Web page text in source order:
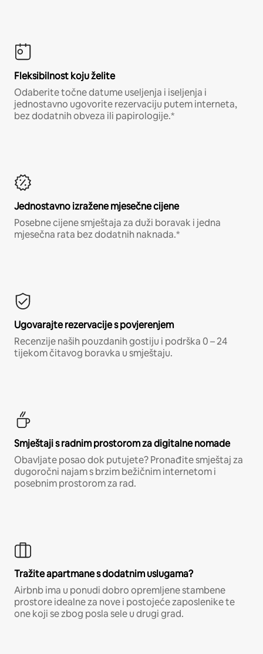
Fleksibilnost koju želite
Odaberite točne datume useljenja i iseljenja i
jednostavno ugovorite rezervaciju putem interneta,
bez dodatnih obveza ili papirologije.*
Jednostavno izražene mjesečne cijene
Posebne cijene smještaja za duži boravak i jedna
mjesečna rata bez dodatnih naknada.*
Ugovarajte rezervacije s povjerenjem
Recenzije naših pouzdanih gostiju i podrška 0 – 24
tijekom čitavog boravka u smještaju.
Smještaji s radnim prostorom za digitalne nomade
Obavljate posao dok putujete? Pronađite smještaj za
dugoročni najam s brzim bežičnim internetom i
posebnim prostorom za rad.
Tražite apartmane s dodatnim uslugama?
Airbnb ima u ponudi dobro opremljene stambene
prostore idealne za nove i postojeće zaposlenike te
one koji se zbog posla sele u drugi grad.